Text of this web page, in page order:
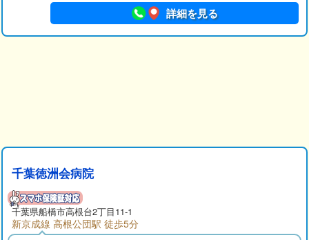
詳細を見る
千葉徳洲会病院
千葉県船橋市高根台2丁目11-1
新京成線 高根公団駅 徒歩5分